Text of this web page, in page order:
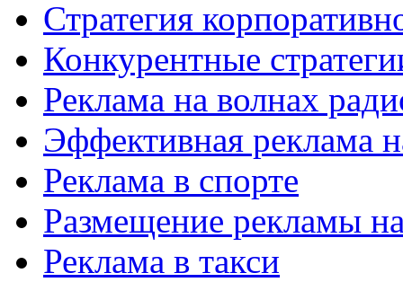
Стратегия
Конкурентные
Реклама на волнах
Эффективная реклама
Реклама в спорте
Размещение рекламы
Реклама в такси